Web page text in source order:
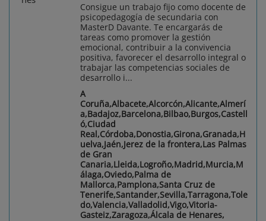
Consigue un trabajo fijo como docente de
psicopedagogía de secundaria con
MasterD Davante. Te encargarás de
tareas como promover la gestión
emocional, contribuir a la convivencia
positiva, favorecer el desarrollo integral o
trabajar las competencias sociales de
desarrollo i...
A
Coruña,Albacete,Alcorcón,Alicante,Almerí
a,Badajoz,Barcelona,Bilbao,Burgos,Castell
ó,Ciudad
Real,Córdoba,Donostia,Girona,Granada,H
uelva,Jaén,Jerez de la frontera,Las Palmas
de Gran
Canaria,Lleida,Logroño,Madrid,Murcia,M
álaga,Oviedo,Palma de
Mallorca,Pamplona,Santa Cruz de
Tenerife,Santander,Sevilla,Tarragona,Tole
do,Valencia,Valladolid,Vigo,Vitoria-
Gasteiz,Zaragoza,Álcala de Henares,